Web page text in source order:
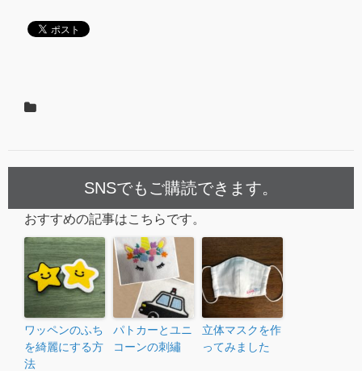
SNSでもご購読できます。
おすすめの記事はこちらです。
ワッペンのふち
を綺麗にする方
法
パトカーとユニ
コーンの刺繡
立体マスクを作
ってみました